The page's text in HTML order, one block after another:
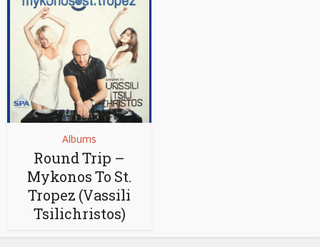
Albums
Round Trip –
Mykonos To St.
Tropez (Vassili
Tsilichristos)